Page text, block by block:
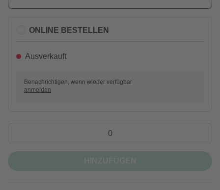
ONLINE BESTELLEN
Ausverkauft
Benachrichtigen, wenn wieder verfügbar
anmelden